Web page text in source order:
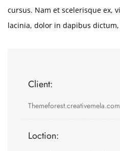
cursus. Nam et scelerisque ex,
lacinia, dolor in dapibus
Client:
Loction: